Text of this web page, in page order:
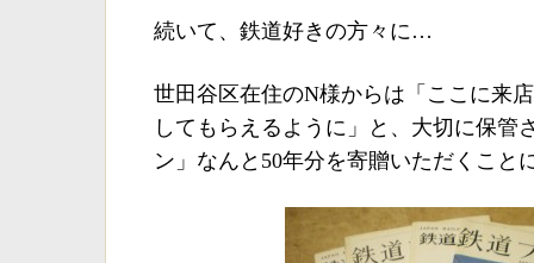
続いて、鉄道好きの方々に…
世田谷区在住のN様からは「ここに来
してもらえるように」と、大切に保管
ン」なんと50年分を寄贈いただくこと